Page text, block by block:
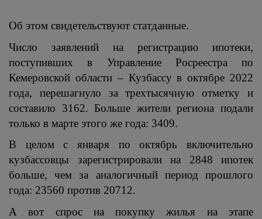
Об этом свидетельствуют статданные.
Число заявлений на регистрацию ипотеки,
поступивших в Управление Росреестра по
Кемеровской области – Кузбассу в октябре 2022
года, перешагнуло за трехтысячную отметку и
составило 3162. Больше жители региона подали
только в марте этого же года: 3409.
В целом с января по октябрь включительно
кузбассовцы зарегистрировали на 2848 ипотек
больше, чем за аналогичный период прошлого
года: 23560 против 20712.
А вот спрос на покупку жилья на этапе